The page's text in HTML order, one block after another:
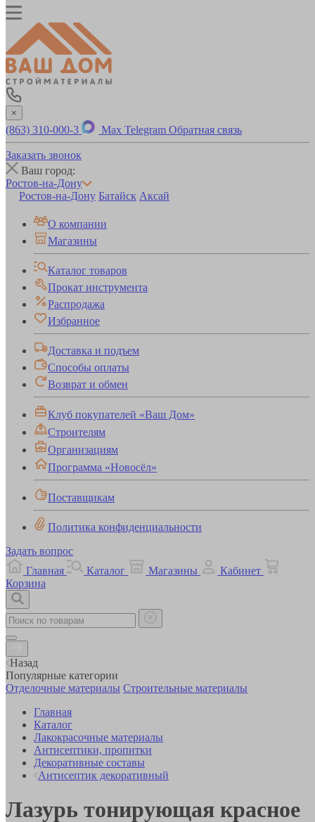
×
(863) 310-000-3 Max Telegram Обратная связь
Заказать звонок
Ваш город:
Ростов-на-Дону
Ростов-на-Дону Батайск Аксай
О компании
Магазины
Каталог товаров
Прокат инструмента
Распродажа
Избранное
Доставка и подъем
Способы оплаты
Возврат и обмен
Клуб покупателей «Ваш Дом»
Строителям
Организациям
Программа «Новосёл»
Поставщикам
Политика конфиденциальности
Задать вопрос
Главная
Каталог Магазины
Кабинет
Корзина
Назад
Популярные категории
Отделочные материалы Строительные материалы
Главная
Каталог
Лакокрасочные материалы
Антисептики, пропитки
Декоративные составы
Антисептик декоративный
Лазурь тонирующая красное